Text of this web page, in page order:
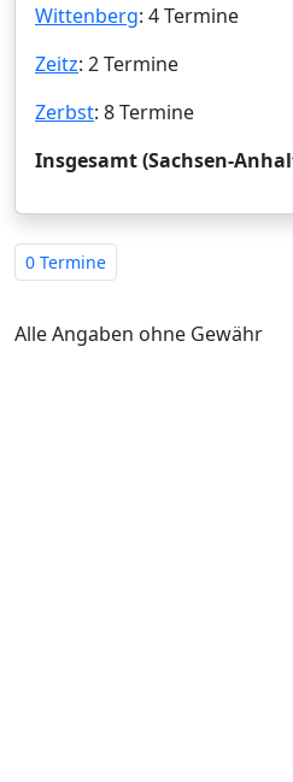
Wittenberg: 4 Termine
Zeitz: 2 Termine
Zerbst: 8 Termine
Insgesamt (Sachsen-
0 Termine
Alle Angaben ohne Gewähr